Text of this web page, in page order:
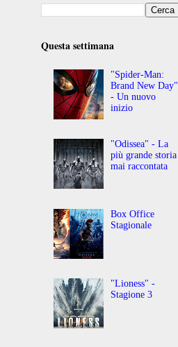
Questa settimana
"Spider-Man:
Brand New Day"
- Un nuovo
inizio
"Odissea" - La
più grande storia
mai raccontata
Box Office
Stagionale
"Lioness" -
Stagione 3